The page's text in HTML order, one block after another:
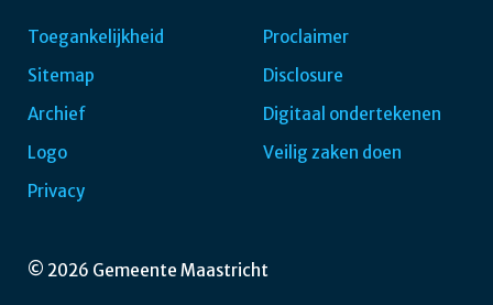
Footer
navigatie
Toegankelijkheid
Sitemap
Archief
Logo
Privacy
Proclaimer
Disclosure
Digitaal ondertekenen
Veilig zaken doen
© 2026 Gemeente Maastricht